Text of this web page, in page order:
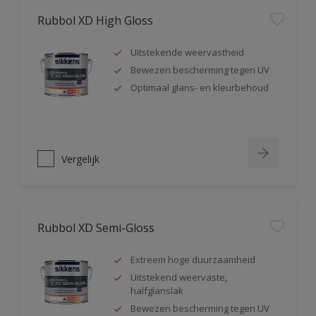
Rubbol XD High Gloss
Uitstekende weervastheid
Bewezen bescherming tegen UV
Optimaal glans- en kleurbehoud
Vergelijk
Rubbol XD Semi-Gloss
Extreem hoge duurzaamheid
Uitstekend weervaste,
halfglanslak
Bewezen bescherming tegen UV